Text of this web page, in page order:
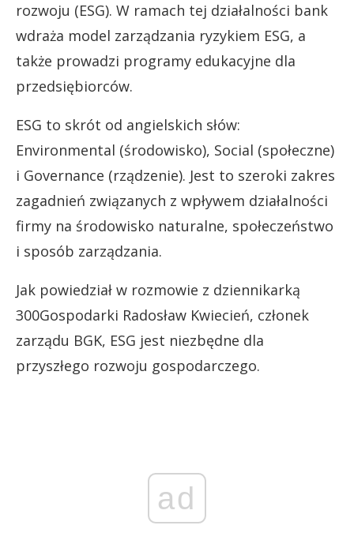
rozwoju (ESG). W ramach tej działalności bank
wdraża model zarządzania ryzykiem ESG, a
także prowadzi programy edukacyjne dla
przedsiębiorców.
ESG to skrót od angielskich słów:
Environmental (środowisko), Social (społeczne)
i Governance (rządzenie). Jest to szeroki zakres
zagadnień związanych z wpływem działalności
firmy na środowisko naturalne, społeczeństwo
i sposób zarządzania.
Jak powiedział w rozmowie z dziennikarką
300Gospodarki Radosław Kwiecień, członek
zarządu BGK, ESG jest niezbędne dla
przyszłego rozwoju gospodarczego.
ad